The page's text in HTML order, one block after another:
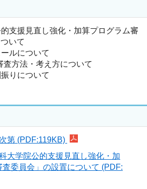
支援見直し強化・加算プログラム審
いて
ルについて
方法・考え方について
りについて
第 (PDF:119KB)
大学院公的支援見直し強化・加
委員会」の設置について (PDF: